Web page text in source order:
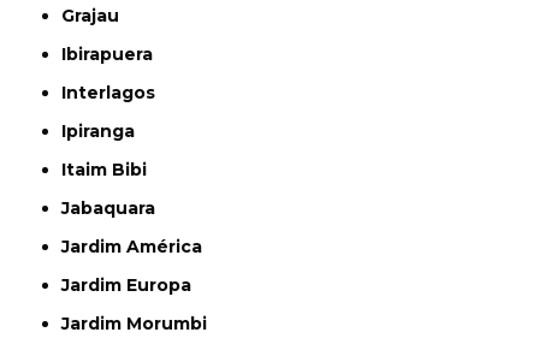
Grajau
Ibirapuera
Interlagos
Ipiranga
Itaim Bibi
Jabaquara
Jardim América
Jardim Europa
Jardim Morumbi